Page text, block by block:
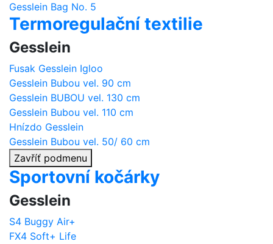
Gesslein Bag No. 5
Termoregulační textilie
Gesslein
Fusak Gesslein Igloo
Gesslein Bubou vel. 90 cm
Gesslein BUBOU vel. 130 cm
Gesslein Bubou vel. 110 cm
Hnízdo Gesslein
Gesslein Bubou vel. 50/ 60 cm
Zavříť podmenu
Sportovní kočárky
Gesslein
S4 Buggy Air+
FX4 Soft+ Life